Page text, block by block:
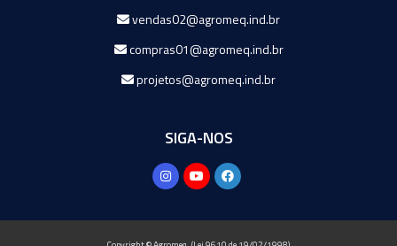
vendas02@agromeq.ind.br
compras01@agromeq.ind.br
projetos@agromeq.ind.br
SIGA-NOS